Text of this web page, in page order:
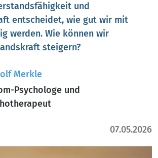
und
entscheidet, wie gut wir mit
werden. Wie können wir
steigern?
Merkle
Psychologe und
07.05.2026